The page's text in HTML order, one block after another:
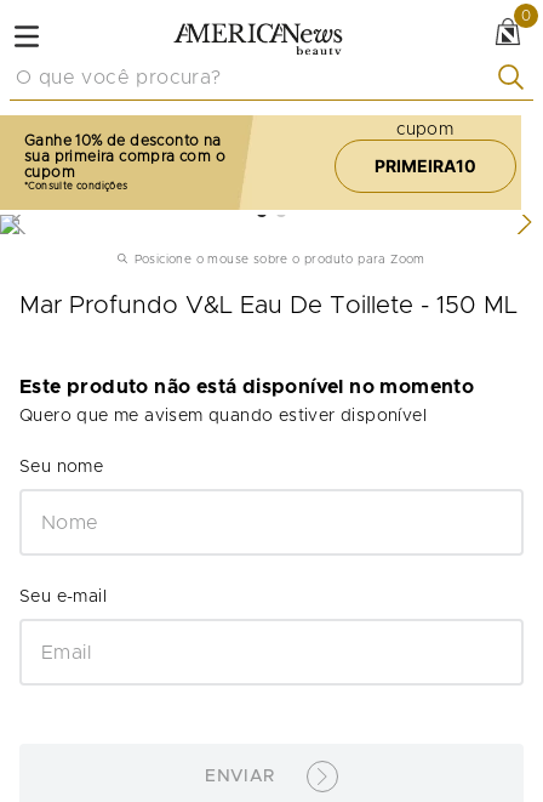
0
Ganhe 10% de desconto na
sua primeira compra com o
cupom
cupom
PRIMEIRA10
Posicione o mouse sobre o produto para Zoom
Mar Profundo V&L Eau De Toillete - 150 ML
Este produto não está disponível no momento
Quero que me avisem quando estiver disponível
ENVIAR